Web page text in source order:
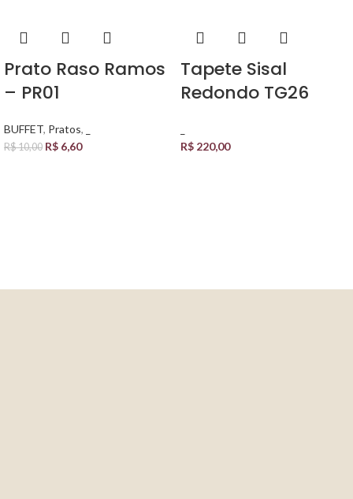
Prato Raso Ramos
– PR01
BUFFET, Pratos,
R$10,00 R$ 6,60
Tapete Sisal
Redondo TG26
R$ 220,00